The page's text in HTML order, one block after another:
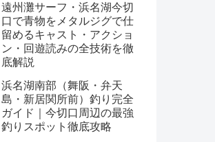
遠州灘サーフ・浜名湖今切
口で青物をメタルジグで仕
留めるキャスト・アクショ
ン・回遊読みの全技術を徹
底解説
浜名湖南部（舞阪・弁天
島・新居関所前）釣り完全
ガイド｜今切口周辺の最強
釣りスポット徹底攻略